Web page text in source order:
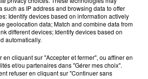
: victime d'un accident,
s'en est allé brutalement...
inquiétante à Cappelle-
such as IP address and browsing data to offer
Identify devices based on information actively
geolocation data; Match and combine data from
different devices; Identify devices based on
automatically.
en cliquant sur "Accepter et fermer", ou affiner en
et/ou partenaires dans "Gérer mes choix".
refuser en cliquant sur "Continuer sans